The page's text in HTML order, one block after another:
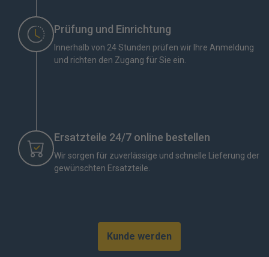
Prüfung und Einrichtung
Innerhalb von 24 Stunden prüfen wir Ihre Anmeldung
und richten den Zugang für Sie ein.
Ersatzteile 24/7 online bestellen
Wir sorgen für zuverlässige und schnelle Lieferung der
gewünschten Ersatzteile.
Kunde werden